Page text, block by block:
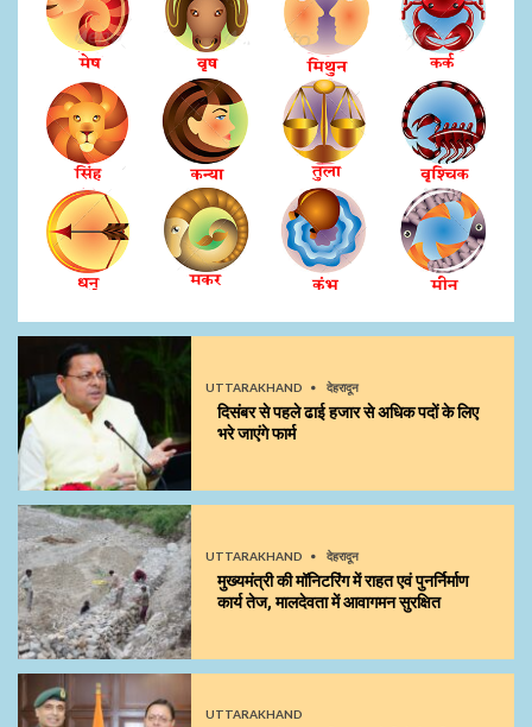
UTTARAKHAND देहरादून
दिसंबर से पहले ढाई हजार से अधिक पदों के लिए
भरे जाएंगे फार्म
UTTARAKHAND देहरादून
मुख्यमंत्री की मॉनिटरिंग में राहत एवं पुनर्निर्माण
कार्य तेज, मालदेवता में आवागमन सुरक्षित
UTTARAKHAND